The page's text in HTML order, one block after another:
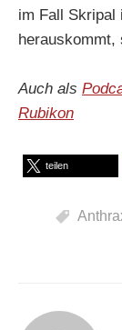
im Fall Skripal
Auch als
Rubikon
teilen